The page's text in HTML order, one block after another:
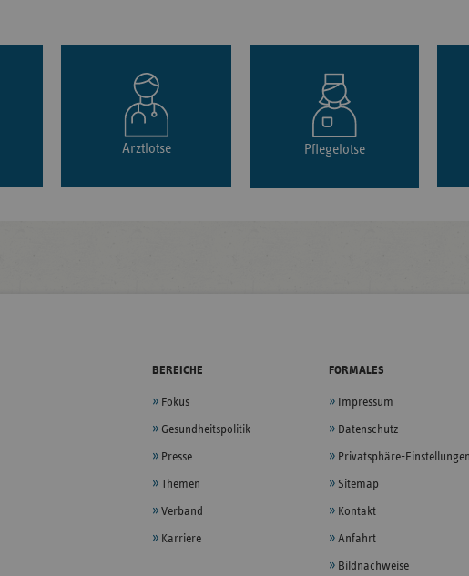
Arztlotse Pflegelotse
BEREICHE
Fokus
Gesundheitspolitik
Presse
Themen
Verband
Karriere
FORMALES
Impressum
Datenschutz
Privatsphäre-Einstellungen
Sitemap
Kontakt
Anfahrt
Bildnachweise